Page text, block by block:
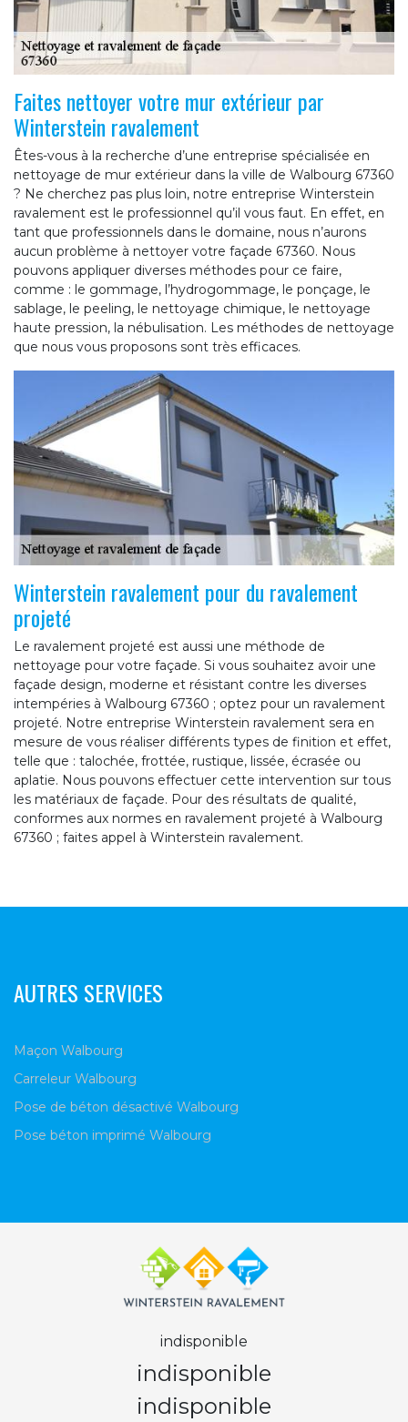
Faites nettoyer votre mur extérieur par
Winterstein ravalement
Êtes-vous à la recherche d’une entreprise spécialisée en
nettoyage de mur extérieur dans la ville de Walbourg 67360
? Ne cherchez pas plus loin, notre entreprise Winterstein
ravalement est le professionnel qu’il vous faut. En effet, en
tant que professionnels dans le domaine, nous n’aurons
aucun problème à nettoyer votre façade 67360. Nous
pouvons appliquer diverses méthodes pour ce faire,
comme : le gommage, l’hydrogommage, le ponçage, le
sablage, le peeling, le nettoyage chimique, le nettoyage
haute pression, la nébulisation. Les méthodes de nettoyage
que nous vous proposons sont très efficaces.
Winterstein ravalement pour du ravalement
projeté
Le ravalement projeté est aussi une méthode de
nettoyage pour votre façade. Si vous souhaitez avoir une
façade design, moderne et résistant contre les diverses
intempéries à Walbourg 67360 ; optez pour un ravalement
projeté. Notre entreprise Winterstein ravalement sera en
mesure de vous réaliser différents types de finition et effet,
telle que : talochée, frottée, rustique, lissée, écrasée ou
aplatie. Nous pouvons effectuer cette intervention sur tous
les matériaux de façade. Pour des résultats de qualité,
conformes aux normes en ravalement projeté à Walbourg
67360 ; faites appel à Winterstein ravalement.
AUTRES SERVICES
Maçon Walbourg
Carreleur Walbourg
Pose de béton désactivé Walbourg
Pose béton imprimé Walbourg
indisponible
indisponible
indisponible